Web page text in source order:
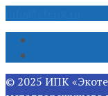
© 2025 ИПК